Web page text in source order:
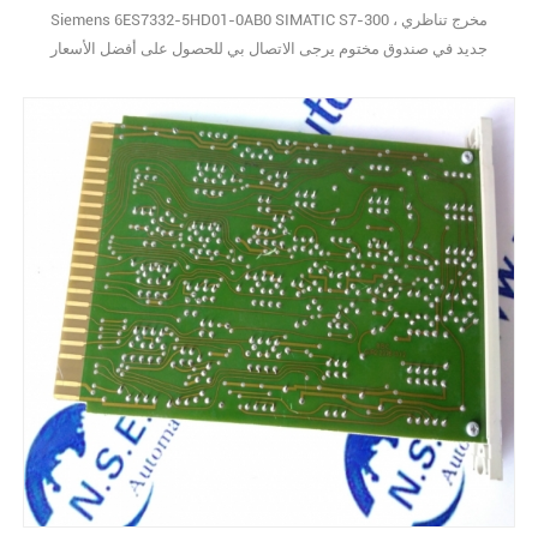
Siemens 6ES7332-5HD01-0AB0 SIMATIC S7-300 ، مخرج تناظري
جديد في صندوق مختوم يرجى الاتصال بي للحصول على أفضل الأسعار
واحدة تلو الأخرى.) علامة تجارية جديدة مع الحزمة الأصلية يغطيها ضمان
سنة واحدة10